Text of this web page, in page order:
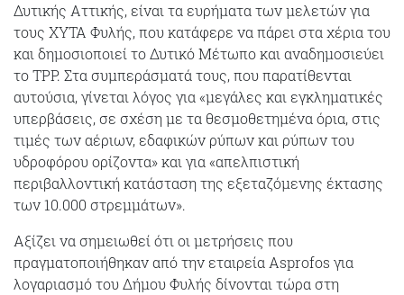
Δυτικής Αττικής, είναι τα ευρήματα των μελετών για
τους ΧΥΤΑ Φυλής, που κατάφερε να πάρει στα χέρια του
και δημοσιοποιεί το Δυτικό Μέτωπο και αναδημοσιεύει
το TPP. Στα συμπεράσματά τους, που παρατίθενται
αυτούσια, γίνεται λόγος για «μεγάλες και εγκληματικές
υπερβάσεις, σε σχέση με τα θεσμοθετημένα όρια, στις
τιμές των αέριων, εδαφικών ρύπων και ρύπων του
υδροφόρου ορίζοντα» και για «απελπιστική
περιβαλλοντική κατάσταση της εξεταζόμενης έκτασης
των 10.000 στρεμμάτων».
Αξίζει να σημειωθεί ότι οι μετρήσεις που
πραγματοποιήθηκαν από την εταιρεία Asprofos για
λογαριασμό του Δήμου Φυλής δίνονται τώρα στη